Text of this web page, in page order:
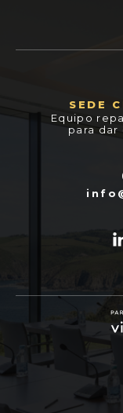
SEDE
Equipo
para dar